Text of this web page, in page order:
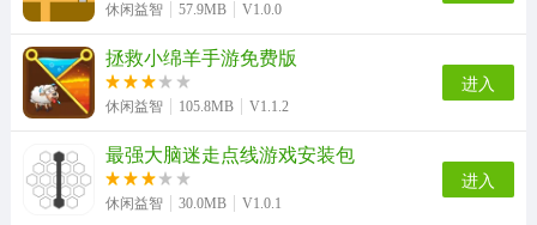
休闲益智 57.9MB V1.0.0
拯救小绵羊手游免费版
休闲益智 105.8MB V1.1.2
进入
最强大脑迷走点线游戏安装包
休闲益智 30.0MB V1.0.1
进入